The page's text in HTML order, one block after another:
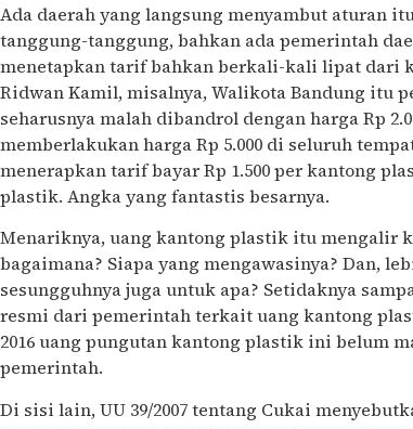
Ada daerah yang langsung menyambut aturan
tanggung-tanggung, bahkan ada pemerintah
menetapkan tarif bahkan berkali-kali lipat dari
Ridwan Kamil, misalnya, Walikota Bandung itu
seharusnya malah dibandrol dengan harga Rp
memberlakukan harga Rp 5.000 di seluruh
menerapkan tarif bayar Rp 1.500 per kantong
plastik. Angka yang fantastis besarnya.
Menariknya, uang kantong plastik itu mengalir
bagaimana? Siapa yang mengawasinya? Dan,
sesungguhnya juga untuk apa? Setidaknya
resmi dari pemerintah terkait uang kantong
2016 uang pungutan kantong plastik ini belum
pemerintah.
Di sisi lain, UU 39/2007 tentang Cukai